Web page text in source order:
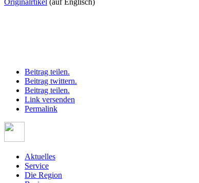
Beitrag teilen.
Beitrag twittern.
Beitrag teilen.
Link versenden
Permalink
Aktuelles
Service
Die Region